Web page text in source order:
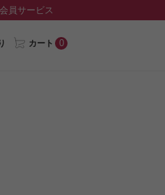
会員サービス
カート 0